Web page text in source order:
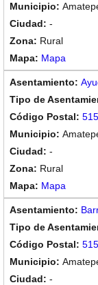
-
Rural
Mapa
-
Rural
Mapa
-